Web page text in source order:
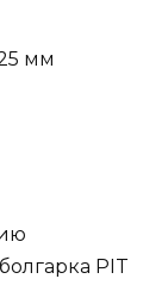
мм
PIT